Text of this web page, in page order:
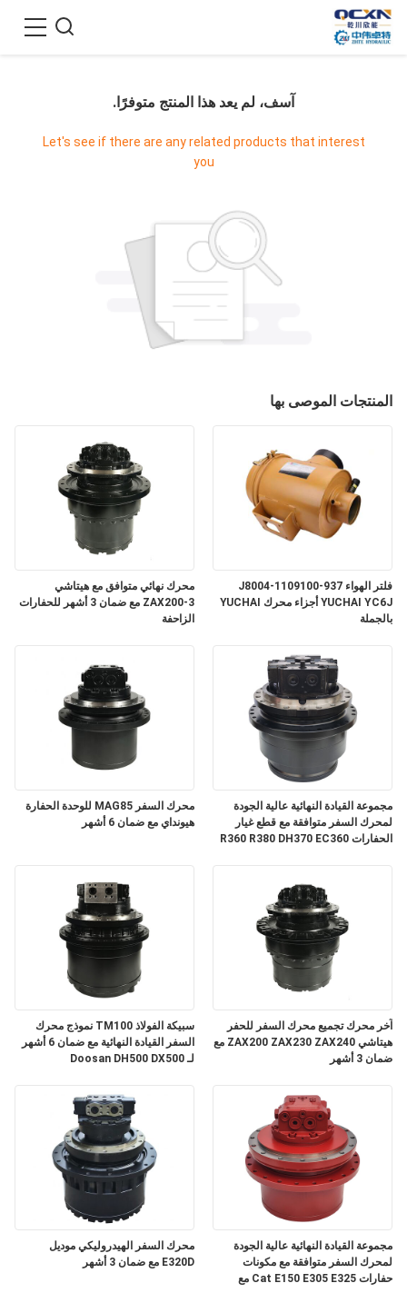
آسف، لم يعد هذا المنتج متوفرًا.
Let's see if there are any related products that interest
you
المنتجات الموصى بها
محرك نهائي متوافق مع هيتاشي
ZAX200-3 مع ضمان 3 أشهر للحفارات
الزاحفة
فلتر الهواء J8004-1109100-937
YUCHAI YC6J أجزاء محرك YUCHAI
بالجملة
محرك السفر MAG85 للوحدة الحفارة
هيونداي مع ضمان 6 أشهر
مجموعة القيادة النهائية عالية الجودة
لمحرك السفر متوافقة مع قطع غيار
الحفارات R360 R380 DH370 EC360
سبيكة الفولاذ TM100 نموذج محرك
السفر القيادة النهائية مع ضمان 6 أشهر
لـ Doosan DH500 DX500
آخر محرك تجميع محرك السفر للحفر
هيتاشي ZAX200 ZAX230 ZAX240 مع
ضمان 3 أشهر
محرك السفر الهيدروليكي موديل
E320D مع ضمان 3 أشهر
مجموعة القيادة النهائية عالية الجودة
لمحرك السفر متوافقة مع مكونات
حفارات Cat E150 E305 E325 مع